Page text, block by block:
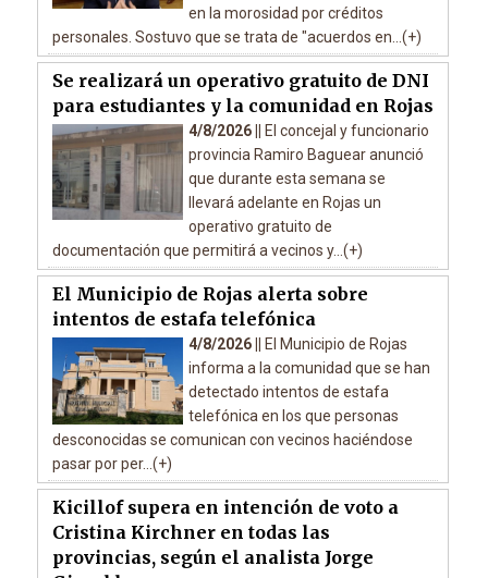
en la morosidad por créditos
personales. Sostuvo que se trata de "acuerdos en...(+)
Se realizará un operativo gratuito de DNI
para estudiantes y la comunidad en Rojas
4/8/2026 ||
El concejal y funcionario
provincia Ramiro Baguear anunció
que durante esta semana se
llevará adelante en Rojas un
operativo gratuito de
documentación que permitirá a vecinos y...(+)
El Municipio de Rojas alerta sobre
intentos de estafa telefónica
4/8/2026 ||
El Municipio de Rojas
informa a la comunidad que se han
detectado intentos de estafa
telefónica en los que personas
desconocidas se comunican con vecinos haciéndose
pasar por per...(+)
Kicillof supera en intención de voto a
Cristina Kirchner en todas las
provincias, según el analista Jorge